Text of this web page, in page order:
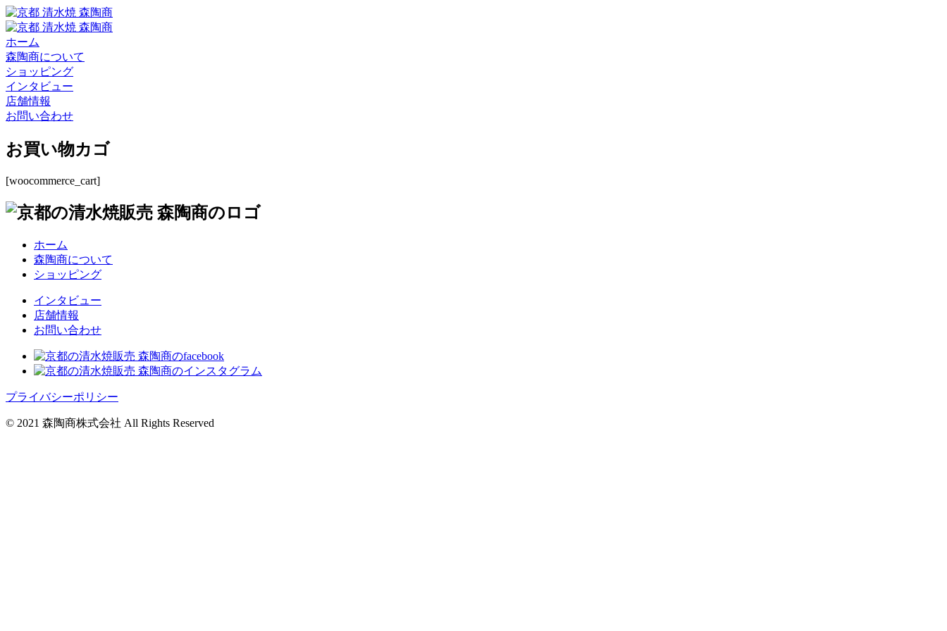
ホーム
森陶商について
ショッピング
インタビュー
店舗情報
お問い合わせ
お買い物カゴ
[woocommerce_cart]
ホーム
森陶商について
ショッピング
インタビュー
店舗情報
お問い合わせ
プライバシーポリシー
© 2021 森陶商株式会社 All Rights Reserved